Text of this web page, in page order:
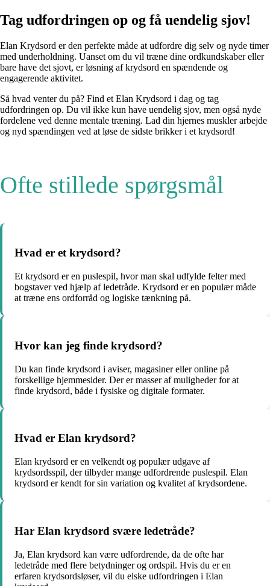
Tag udfordringen op og få uendelig sjov!
Elan Krydsord er den perfekte måde at udfordre dig selv og nyde timer
med underholdning. Uanset om du vil træne dine ordkundskaber eller
bare have det sjovt, er løsning af krydsord en spændende og
engagerende aktivitet.
Så hvad venter du på? Find et Elan Krydsord i dag og tag
udfordringen op. Du vil ikke kun have uendelig sjov, men også nyde
fordelene ved denne mentale træning. Lad din hjernes muskler arbejde
og nyd spændingen ved at løse de sidste brikker i et krydsord!
Ofte stillede spørgsmål
Hvad er et krydsord?
Et krydsord er en puslespil, hvor man skal udfylde felter med
bogstaver ved hjælp af ledetråde. Krydsord er en populær måde
at træne ens ordforråd og logiske tænkning på.
Hvor kan jeg finde krydsord?
Du kan finde krydsord i aviser, magasiner eller online på
forskellige hjemmesider. Der er masser af muligheder for at
finde krydsord, både i fysiske og digitale formater.
Hvad er Elan krydsord?
Elan krydsord er en velkendt og populær udgave af
krydsordsspil, der tilbyder mange udfordrende puslespil. Elan
krydsord er kendt for sin variation og kvalitet af krydsordene.
Har Elan krydsord svære ledetråde?
Ja, Elan krydsord kan være udfordrende, da de ofte har
ledetråde med flere betydninger og ordspil. Hvis du er en
erfaren krydsordsløser, vil du elske udfordringen i Elan